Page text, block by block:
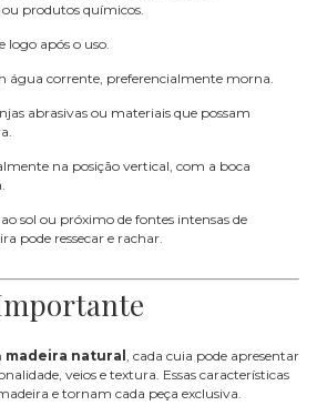
produtos químicos.
logo após o uso.
água corrente, preferencialmente morna.
abrasivas ou materiais que possam
na posição vertical, com a boca
sol ou próximo de fontes intensas de
pode ressecar e rachar.
madeira natural , cada cuia pode apresentar
veios e textura. Essas características
e tornam cada peça exclusiva.